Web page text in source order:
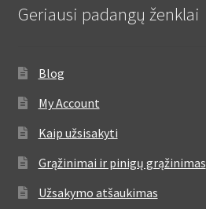
Geriausi padangų ženklai
Blog
My Account
Kaip užsisakyti
Grąžinimai ir pinigų grąžinimas
Užsakymo atšaukimas